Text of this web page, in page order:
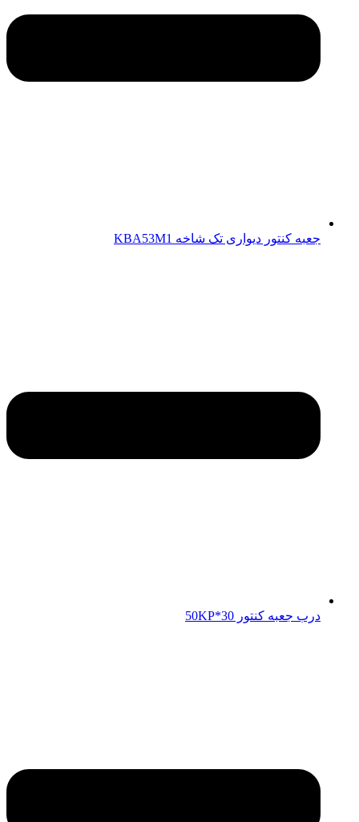
جعبه کنتور دیواری تک شاخه KBA53M1
درب جعبه کنتور 50KP*30